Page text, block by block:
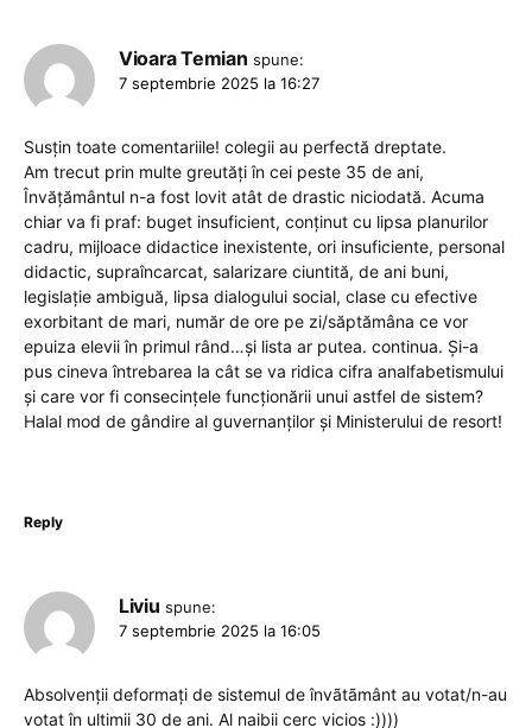
Vioara Temian spune:
7 septembrie 2025 la 16:27
Susțin toate comentariile! colegii au perfectă dreptate.
Am trecut prin multe greutăți în cei peste 35 de ani,
Învățământul n-a fost lovit atât de drastic niciodată. Acuma
chiar va fi praf: buget insuficient, conținut cu lipsa planurilor
cadru, mijloace didactice inexistente, ori insuficiente, personal
didactic, supraîncarcat, salarizare ciuntită, de ani buni,
legislație ambiguă, lipsa dialogului social, clase cu efective
exorbitant de mari, număr de ore pe zi/săptămâna ce vor
epuiza elevii în primul rând…și lista ar putea. continua. Și-a
pus cineva întrebarea la cât se va ridica cifra analfabetismului
și care vor fi consecințele funcționării unui astfel de sistem?
Halal mod de gândire al guvernanților și Ministerului de resort!
Reply
Liviu spune:
7 septembrie 2025 la 16:05
Absolvenții deformați de sistemul de învãtãmânt au votat/n-au
votat în ultimii 30 de ani. Al naibii cerc vicios :))))